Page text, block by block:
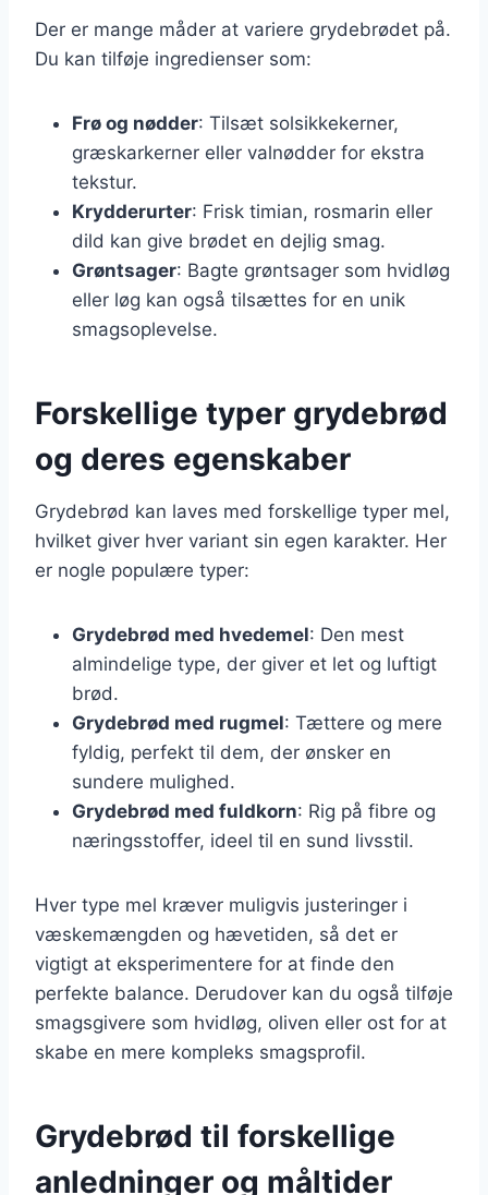
Der er mange måder at variere grydebrødet på.
Du kan tilføje ingredienser som:
Frø og nødder: Tilsæt solsikkekerner,
græskarkerner eller valnødder for ekstra
tekstur.
Krydderurter: Frisk timian, rosmarin eller
dild kan give brødet en dejlig smag.
Grøntsager: Bagte grøntsager som hvidløg
eller løg kan også tilsættes for en unik
smagsoplevelse.
Forskellige typer grydebrød
og deres egenskaber
Grydebrød kan laves med forskellige typer mel,
hvilket giver hver variant sin egen karakter. Her
er nogle populære typer:
Grydebrød med hvedemel: Den mest
almindelige type, der giver et let og luftigt
brød.
Grydebrød med rugmel: Tættere og mere
fyldig, perfekt til dem, der ønsker en
sundere mulighed.
Grydebrød med fuldkorn: Rig på fibre og
næringsstoffer, ideel til en sund livsstil.
Hver type mel kræver muligvis justeringer i
væskemængden og hævetiden, så det er
vigtigt at eksperimentere for at finde den
perfekte balance. Derudover kan du også tilføje
smagsgivere som hvidløg, oliven eller ost for at
skabe en mere kompleks smagsprofil.
Grydebrød til forskellige
anledninger og måltider